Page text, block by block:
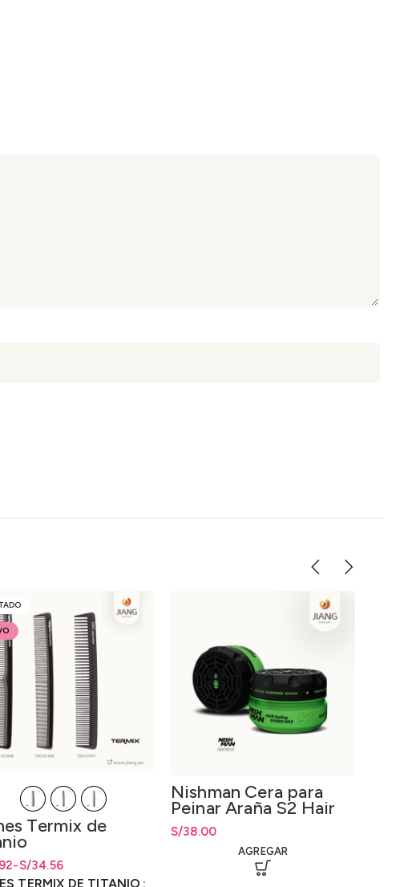
Termix de
S/34.56
-
de precios: desde S/34.56
S/52.92
de precios: desde
S/ 52.92
TERMIX DE TITANIO
Nishman Cera para
Peinar Araña S2 Hair
Spider Wax S2 150ml.
S/38.00
AGREGAR